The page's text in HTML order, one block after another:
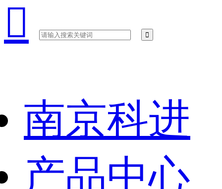

南京科进
产品中心